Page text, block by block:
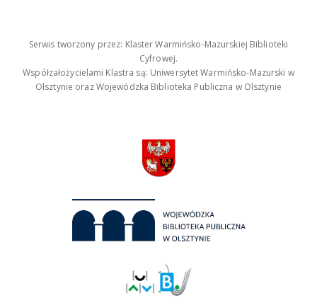
Serwis tworzony przez: Klaster Warmińsko-Mazurskiej Biblioteki
Cyfrowej.
Współzałożycielami Klastra są: Uniwersytet Warmińsko-Mazurski w
Olsztynie oraz Wojewódzka Biblioteka Publiczna w Olsztynie